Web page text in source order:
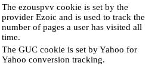
The ezouspvv cookie is set by the
provider Ezoic and is used to track the
number of pages a user has visited all
time.
The GUC cookie is set by Yahoo for
Yahoo conversion tracking.